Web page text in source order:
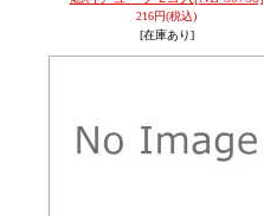
216円(税込)
[在庫あり]